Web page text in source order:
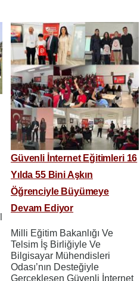
Güvenli İnternet Eğitimleri 16
Yılda 55 Bini Aşkın
Öğrenciyle Büyümeye
Devam Ediyor
Milli Eğitim Bakanlığı Ve
Telsim İş Birliğiyle Ve
Bilgisayar Mühendisleri
Odası’nın Desteğiyle
Gerçekleşen Güvenli İnternet